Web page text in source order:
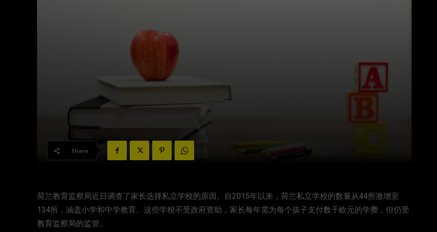
Share
荷兰教育监察局近日调查了家长选择私立学校的原因。自2015年以来，荷兰私立学校的数量从44所激增至
134所，涵盖小学和中学教育。这些学校不受政府资助，家长每年需为每个孩子支付数千欧元的学费，但仍受
教育监察局的监管。